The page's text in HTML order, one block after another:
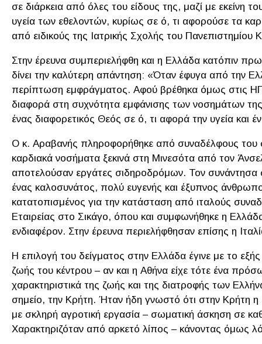
σε διάρκεια από όλες του είδους της, μαζί με
υγεία των εθελοντών, κυρίως σε ό, τι αφορούσε τα
από ειδικούς της Ιατρικής Σχολής του
Στην έρευνα συμπεριελήφθη και η Ελλάδα κατόπιν
δίνει την καλύτερη απάντηση: «Όταν έφυγα από την
περίπτωση εμφράγματος. Αφού βρέθηκα όμως στις
διαφορά στη συχνότητα εμφάνισης των νοσημάτων
ένας διαφορετικός Θεός σε ό, τι αφορά την υγεία και
Ο κ. Αραβανής πληροφορήθηκε από συναδέλφους του
καρδιακά νοσήματα ξεκινά στη Μινεσότα από τον
αποτελούσαν εργάτες σιδηροδρόμων. Τον συνάντησα
ένας καλοσυνάτος, πολύ ευγενής και έξυπνος
κατατοπισμένος για την κατάσταση από ιταλούς
Εταιρείας στο Σικάγο, όπου και συμφωνήθηκε η
ενδιαφέρον. Στην έρευνα περιελήφθησαν επίσης η
H επιλογή του δείγματος στην Ελλάδα έγινε με το
ζωής του κέντρου – αν και η Αθήνα είχε τότε ένα
χαρακτηριστικά της ζωής και της διατροφής των
σημείο, την Κρήτη. Ήταν ήδη γνωστό ότι στην Κρήτη
με σκληρή αγροτική εργασία – σωματική άσκηση σε
Χαρακτηριζόταν από αρκετό λίπος – κάνοντας όμως